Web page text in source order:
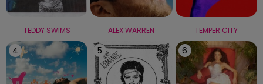
TEDDY SWIMS ALEX WARREN TEMPER CITY
4 5 6